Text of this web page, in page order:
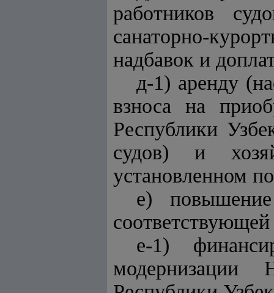
работников
санаторно-
надбавок и
д-1) аренду
взноса на
Республики
судов) и
установленном
е) повышение
е-1)
модернизации